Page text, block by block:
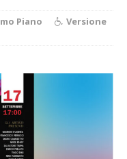
Piano
Versione